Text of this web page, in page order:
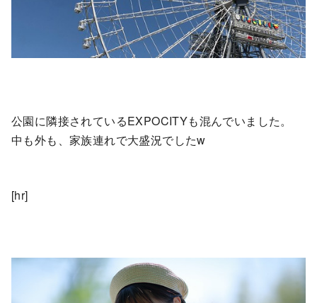
公園に隣接されているEXPOCITYも混んでいました。
中も外も、家族連れで大盛況でしたw
[hr]